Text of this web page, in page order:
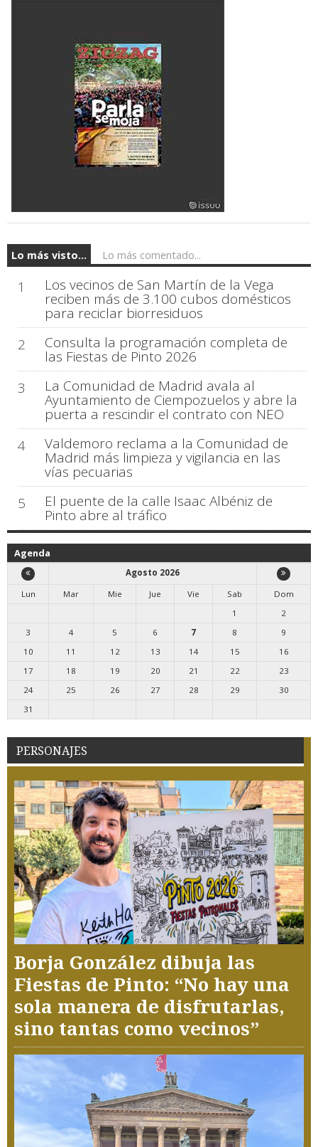
Lo más visto... Lo más comentado...
1 Los vecinos de San Martín de la Vega
reciben más de 3.100 cubos domésticos
para reciclar biorresiduos
2
Consulta la programación completa de
las Fiestas de Pinto 2026
3
La Comunidad de Madrid avala al
Ayuntamiento de Ciempozuelos y abre la
puerta a rescindir el contrato con NEO
4
Valdemoro reclama a la Comunidad de
Madrid más limpieza y vigilancia en las
vías pecuarias
5
El puente de la calle Isaac Albéniz de
Pinto abre al tráfico
Agenda
Agosto 2026
Lun
Mar Mie Jue Vie Sab
Dom
1
2
3
4 5 6 7 8
9
10
11 12 13 14 15
16
17
18 19 20 21 22
23
24
25 26 27 28 29
30
31
PERSONAJES
Borja González dibuja las
Fiestas de Pinto: “No hay una
sola manera de disfrutarlas,
sino tantas como vecinos”